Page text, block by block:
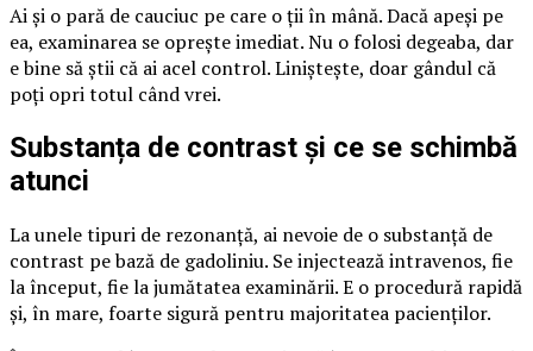
Ai și o pară de cauciuc pe care o ții în mână. Dacă apeși pe
ea, examinarea se oprește imediat. Nu o folosi degeaba, dar
e bine să știi că ai acel control. Liniștește, doar gândul că
poți opri totul când vrei.
Substanța de contrast și ce se schimbă
atunci
La unele tipuri de rezonanță, ai nevoie de o substanță de
contrast pe bază de gadoliniu. Se injectează intravenos, fie
la început, fie la jumătatea examinării. E o procedură rapidă
și, în mare, foarte sigură pentru majoritatea pacienților.